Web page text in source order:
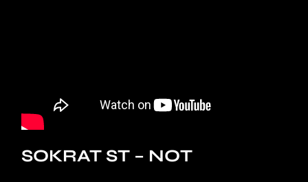
SOKRAT ST – NOT